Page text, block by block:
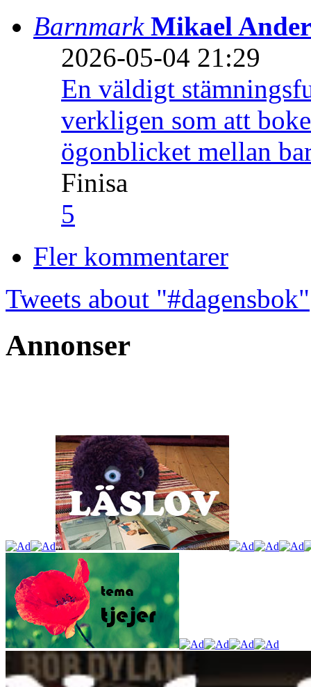
Barnmark Mikael
2026-05-04 21:29
En väldigt
verkligen som att
ögonblicket mellan
Finisa
5
Fler kommentarer
Tweets about "#dagensbok"
Annonser